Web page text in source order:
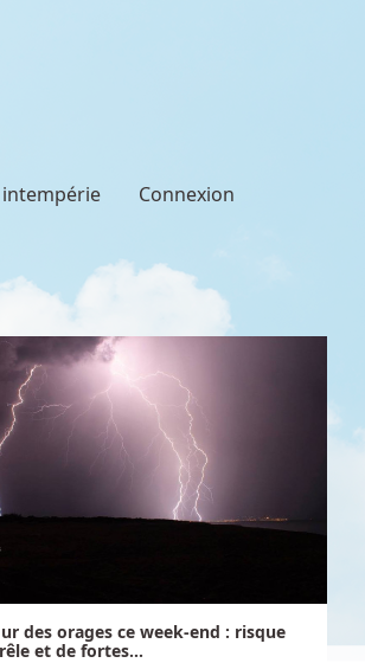
Connexion
des orages ce week-end : risque
et de fortes...